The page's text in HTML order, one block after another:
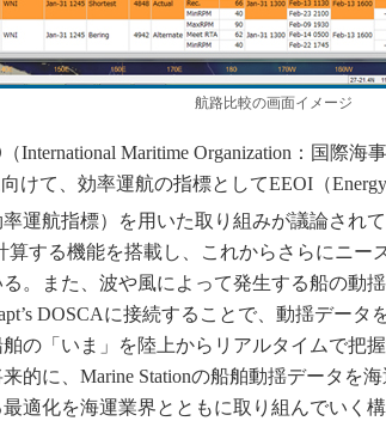
航路比較の画面イメージ
International Maritime Organization：国際海
けて、効率運航の指標としてEEOI（Energy
運航指標）を用いた取り組みが議論され
算する機能を搭載し、これからさらにニー
る。また、波や風によって発生する船の動
DOSCAに接続することで、動揺デー
舶の「いま」を陸上からリアルタイムで把
的に、Marine Stationの船舶動揺データを
適化を海運業界とともに取り組んでいく構